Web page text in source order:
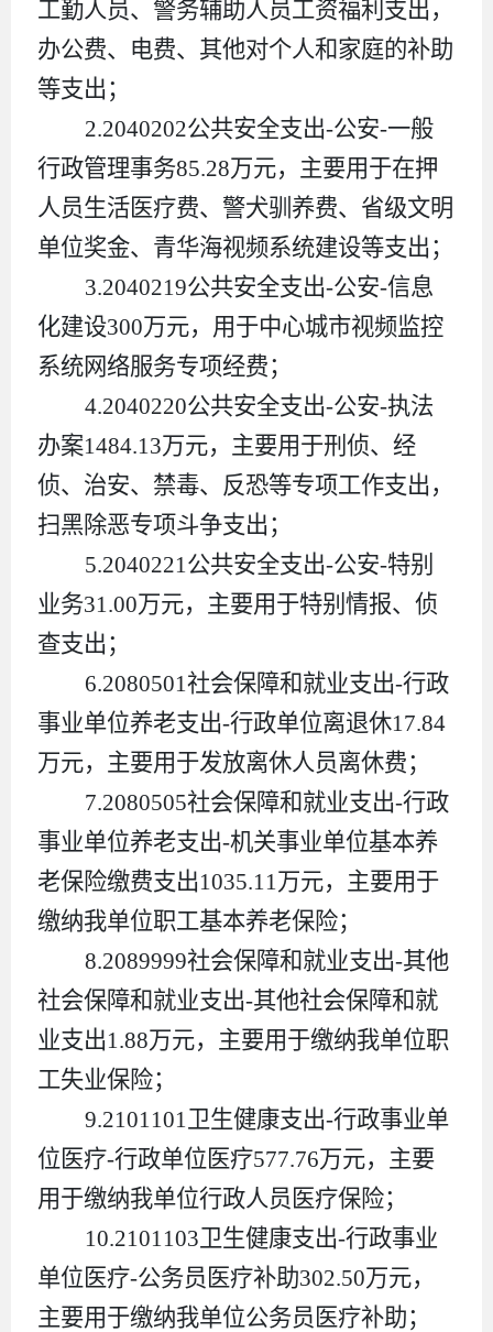
工勤人员、警务辅助人员工资福利支出，
办公费、电费、其他对个人和家庭的补助
等支出；
2.2040202公共安全支出-公安-一般
行政管理事务85.28万元，主要用于在押
人员生活医疗费、警犬驯养费、省级文明
单位奖金、青华海视频系统建设等支出；
3.2040219公共安全支出-公安-信息
化建设300万元，用于中心城市视频监控
系统网络服务专项经费；
4.2040220公共安全支出-公安-执法
办案1484.13万元，主要用于刑侦、经
侦、治安、禁毒、反恐等专项工作支出，
扫黑除恶专项斗争支出；
5.2040221 公共安全支出-公安-特别
业务31.00万元，主要用于特别情报、侦
查支出；
6.2080501社会保障和就业支出-行政
事业单位养老支出-行政单位离退休17.84
万元，主要用于发放离休人员离休费；
7.2080505社会保障和就业支出-行政
事业单位养老支出-机关事业单位基本养
老保险缴费支出1035.11 万元，主要用于
缴纳我单位职工基本养老保险；
8.2089999社会保障和就业支出-其他
社会保障和就业支出-其他社会保障和就
业支出1.88万元，主要用于缴纳我单位职
工失业保险；
9.2101101 卫生健康支出-行政事业单
位医疗-行政单位医疗577.76万元，主要
用于缴纳我单位行政人员医疗保险；
10.2101103卫生健康支出-行政事业
单位医疗-公务员医疗补助302.50万元，
主要用于缴纳我单位公务员医疗补助；